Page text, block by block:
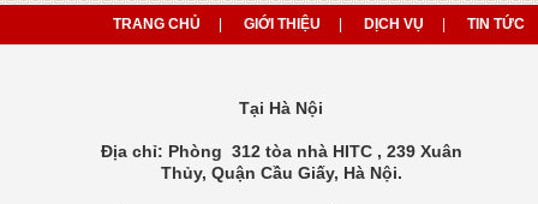
TRANG CHỦ GIỚI THIỆU DỊCH VỤ TIN TỨC
Tại Hà Nội
Địa chỉ: Phòng 312 tòa nhà HITC , 239 Xuân
Thủy, Quận Cầu Giấy, Hà Nội.